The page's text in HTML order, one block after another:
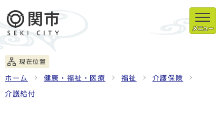
メニュー
現在位置
ホーム 健康・福祉・医療 福祉 介護保険
介護給付